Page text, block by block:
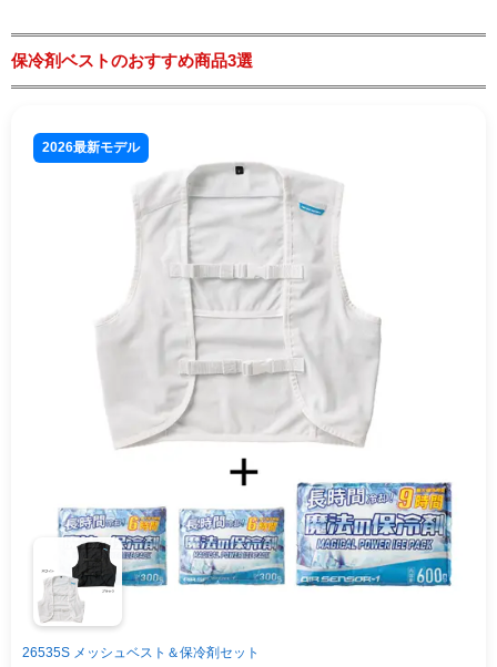
保冷剤ベストのおすすめ商品3選
2026最新モデル
26535S メッシュベスト＆保冷剤セット